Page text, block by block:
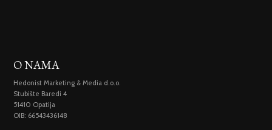
O NAMA
Hedonist Marketing & Media d.o.o.
Stubište Baredi 4
51410 Opatija
OIB: 66543436148